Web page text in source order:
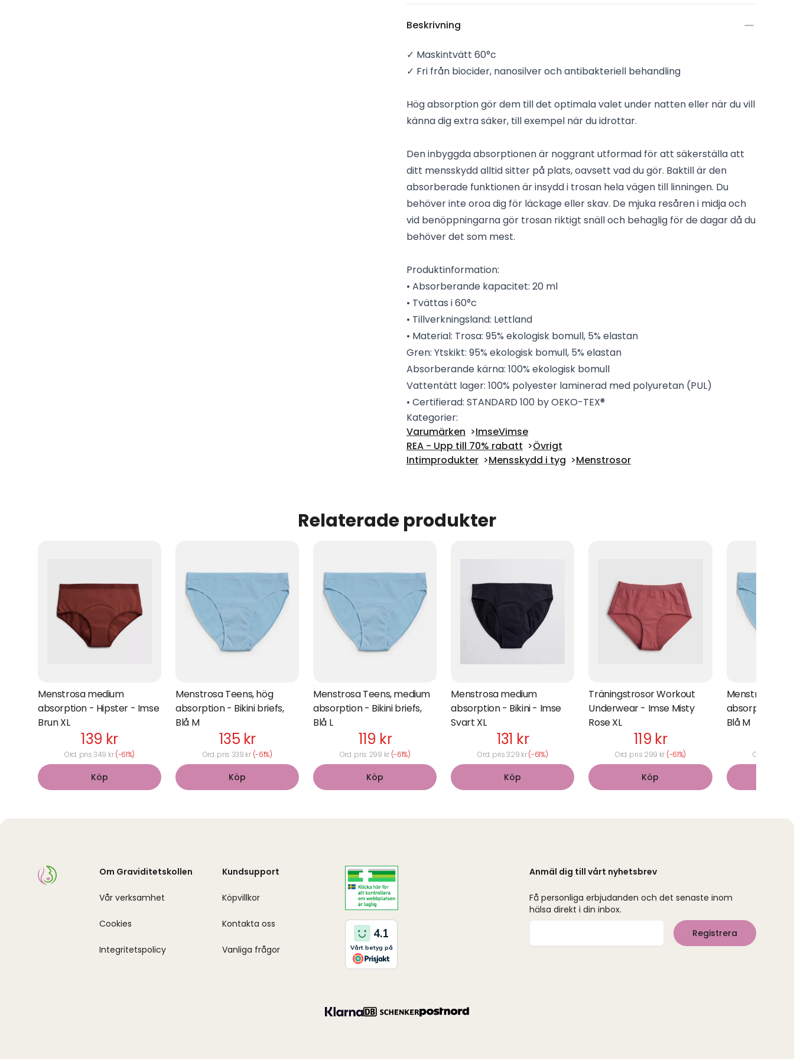
Beskrivning
✓ Maskintvätt 60°c
✓ Fri från biocider, nanosilver och antibakteriell behandling
Hög absorption gör dem till det optimala valet under natten eller när du vill
känna dig extra säker, till exempel när du idrottar.
Den inbyggda absorptionen är noggrant utformad för att säkerställa att
ditt mensskydd alltid sitter på plats, oavsett vad du gör. Baktill är den
absorberade funktionen är insydd i trosan hela vägen till linningen. Du
behöver inte oroa dig för läckage eller skav. De mjuka resåren i midja och
vid benöppningarna gör trosan riktigt snäll och behaglig för de dagar då du
behöver det som mest.
Produktinformation:
• Absorberande kapacitet: 20 ml
• Tvättas i 60°c
• Tillverkningsland: Lettland
• Material: Trosa: 95% ekologisk bomull, 5% elastan
Gren: Ytskikt: 95% ekologisk bomull, 5% elastan
Absorberande kärna: 100% ekologisk bomull
Vattentätt lager: 100% polyester laminerad med polyuretan (PUL)
• Certifierad: STANDARD 100 by OEKO-TEX®
Kategorier:
Varumärken
ImseVimse
REA - Upp till 70% rabatt
Övrigt
Intimprodukter
Mensskydd i tyg Menstrosor
Relaterade produkter
Menstrosa medium
absorption - Hipster - Imse
Brun XL
139 kr
Ord. pris 349 kr(-61%)
Köp
Menstrosa Teens, hög
absorption - Bikini briefs,
Blå M
135 kr
Ord. pris 339 kr (-61%)
Köp
Menstrosa Teens, medium
absorption - Bikini briefs,
Blå L
119 kr
Ord. pris 299 kr (-61%)
Köp
Menstrosa medium
absorption - Bikini - Imse
Svart XL
131 kr
Ord. pris 329 kr(-61%)
Köp
Träningstrosor Workout
Underwear - Imse Misty
Rose XL
119 kr
Ord. pris 299 kr (-61%)
Köp
Menstrosa
absorption -
Blå M
Ord. pris
Om Graviditetskollen
Vår verksamhet
Cookies
Integritetspolicy
Kundsupport
Köpvillkor
Kontakta oss
Vanliga frågor
Anmäl dig till vårt nyhetsbrev
Få personliga erbjudanden och det senaste inom
hälsa direkt i din inbox.
Registrera